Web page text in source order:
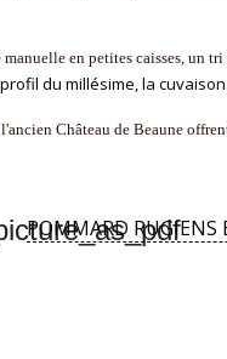
manuelle en petites caisses, un tri
du millésime, la
Château de Beaune
POMMARD RUGIENS